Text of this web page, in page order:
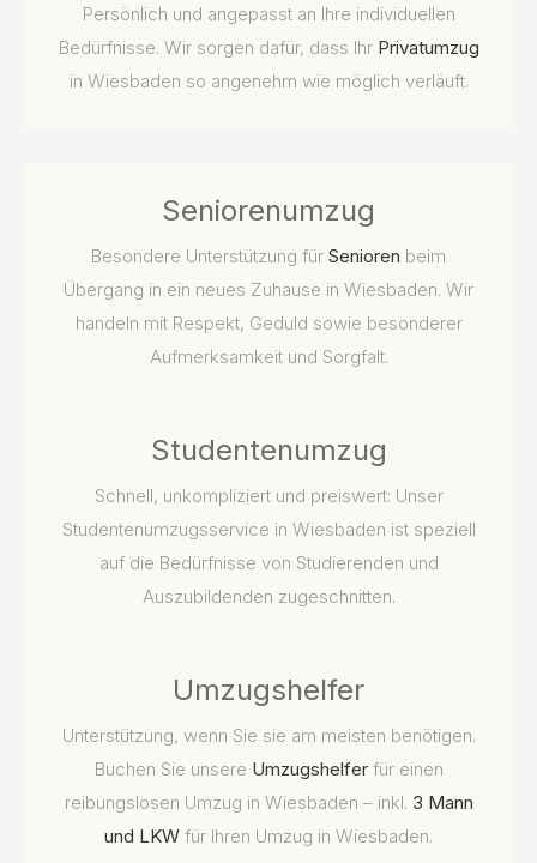
Persönlich und angepasst an Ihre individuellen
Bedürfnisse. Wir sorgen dafür, dass Ihr Privatumzug
in Wiesbaden so angenehm wie möglich verläuft.
Seniorenumzug
Besondere Unterstützung für Senioren beim
Übergang in ein neues Zuhause in Wiesbaden. Wir
handeln mit Respekt, Geduld sowie besonderer
Aufmerksamkeit und Sorgfalt.
Studentenumzug
Schnell, unkompliziert und preiswert: Unser
Studentenumzugsservice in Wiesbaden ist speziell
auf die Bedürfnisse von Studierenden und
Auszubildenden zugeschnitten.
Umzugshelfer
Unterstützung, wenn Sie sie am meisten benötigen.
Buchen Sie unsere Umzugshelferfür einen
reibungslosen Umzug in Wiesbaden – inkl. 3 Mann
und LKW für Ihren Umzug in Wiesbaden.